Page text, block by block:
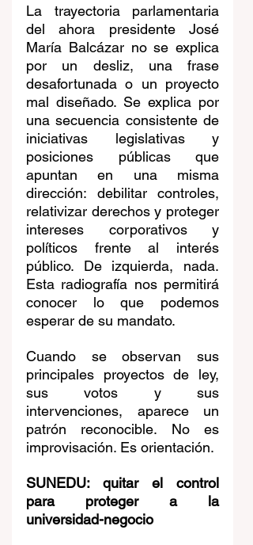
La trayectoria parlamentaria
del ahora presidente José
María Balcázar no se explica
por un desliz, una frase
desafortunada o un proyecto
mal diseñado. Se explica por
una secuencia consistente de
iniciativas legislativas y
posiciones públicas que
apuntan en una misma
dirección: debilitar controles,
relativizar derechos y proteger
intereses corporativos y
políticos frente al interés
público. De izquierda, nada.
Esta radiografía nos permitirá
conocer lo que podemos
esperar de su mandato.
Cuando se observan sus
principales proyectos de ley,
sus votos y sus
intervenciones, aparece un
patrón reconocible. No es
improvisación. Es orientación.
SUNEDU: quitar el control
para proteger a la
universidad-negocio